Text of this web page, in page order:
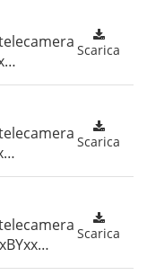
Scarica
Scarica
Scarica